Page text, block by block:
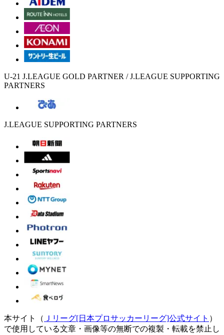
U-21 J.LEAGUE GOLD PARTNER / J.LEAGUE SUPPORTING
PARTNERS
J.LEAGUE SUPPORTING PARTNERS
本サイト（ Ｊリーグ[日本プロサッカーリーグ]公式サイト ）
で使用している文章・画像等の無断での複製・転載を禁止し